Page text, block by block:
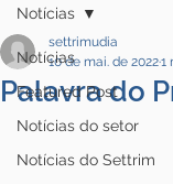
Notícias
Featured Post
Notícias do setor
Notícias do Settrim
Notícias
Palavra do
settrimudia
10 de mai. de 20221